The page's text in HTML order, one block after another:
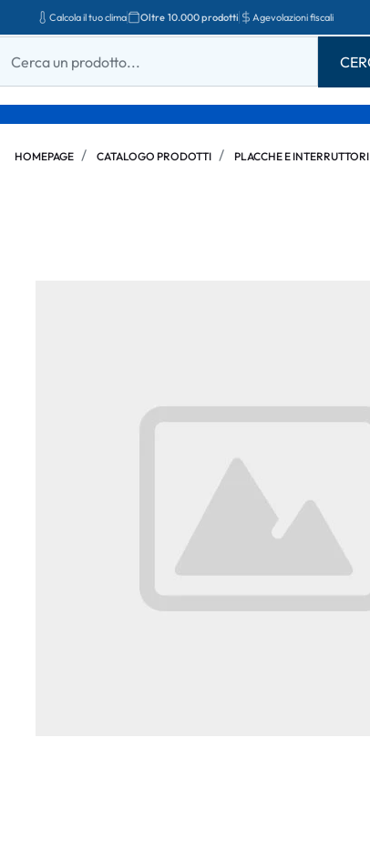
Calcola il tuo clima Oltre 10.000 prodotti Agevolazioni fiscali
HOMEPAGE CATALOGO PRODOTTI PLACCHE E INTERRUTTORI